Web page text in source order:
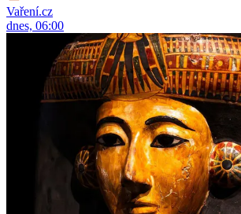
Vaření.cz
dnes, 06:00